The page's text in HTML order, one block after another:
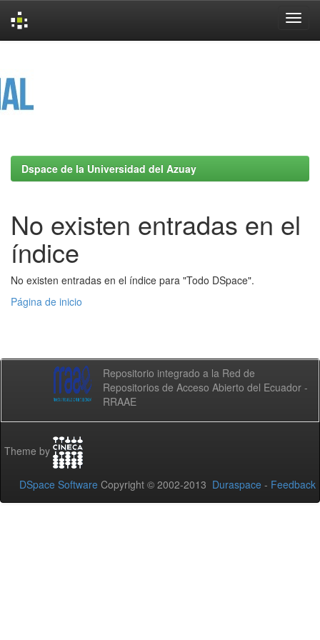
Dspace de la Universidad del Azuay
No existen entradas en el
índice
No existen entradas en el índice para "Todo DSpace".
Página de inicio
Repositorio integrado a la Red de
Repositorios de Acceso Abierto del Ecuador -
RRAAE
Theme by
DSpace Software Copyright © 2002-2013 Duraspace - Feedback